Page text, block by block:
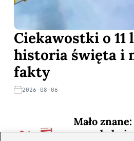
Ciekawostki o 11
historia święta i
fakty
2026-08-06
Mało
—